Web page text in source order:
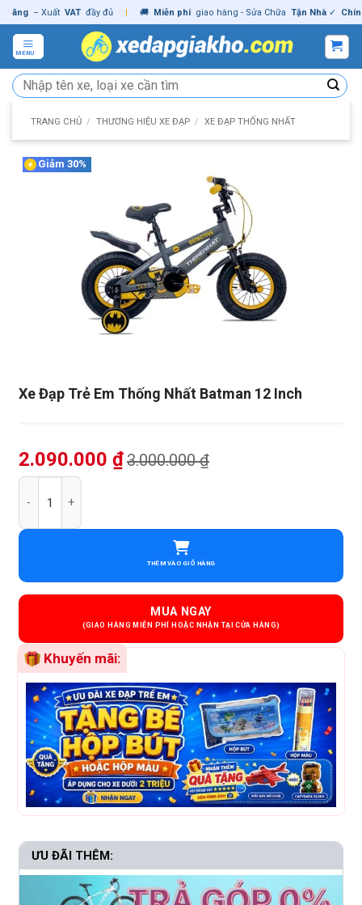
Skip
to
content
– Xuất VAT đầy đủ | 🚚 Miễn phí giao hàng - Sửa Chữa Tận Nhà ✓ Chính
MENU
Tìm
kiếm:
TRANG CHỦ / THƯƠNG HIỆU XE ĐẠP / XE ĐẠP THỐNG NHẤT
Xe Đạp Trẻ Em Thống Nhất Batman 12 Inch
Giảm 30%
2.090.000 ₫3.000.000₫
Xe Đạp Trẻ Em Thống Nhất Batman 12 Inch số lượng
THÊM VÀO GIỎ HÀNG
MUA NGAY
Khuyến mãi:
ƯU ĐÃI THÊM: